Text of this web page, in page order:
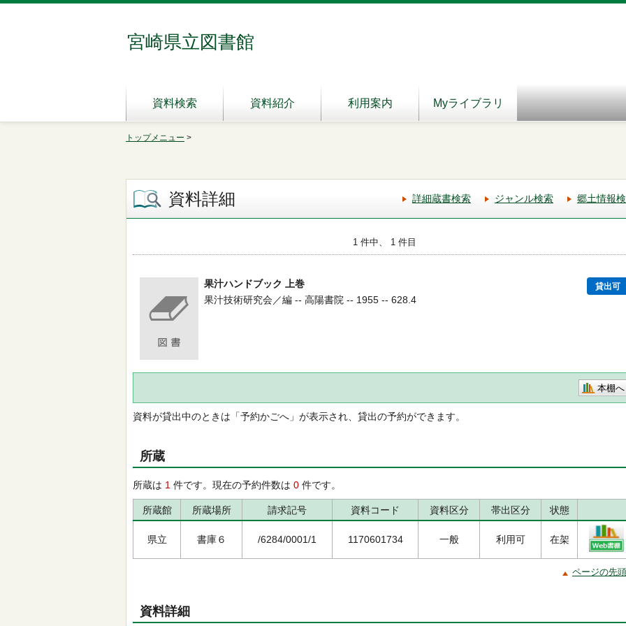
宮崎県立図書館
資料検索 資料紹介 利用案内 Myライブラリ
トップメニュー >
資料詳細 詳細蔵書検索 ジャンル検索 郷土情報
1 件中、 1 件目
果汁ハンドブック 上巻 貸出可
果汁技術研究会／編 -- 高陽書院 -- 1955 -- 628.4
本棚へ
資料が貸出中のときは「予約かごへ」が表示され、貸出の予約ができます。
所蔵
所蔵は 1 件です。現在の予約件数は 0 件です。
所蔵館 所蔵場所 請求記号 資料コード 資料区分 帯出区分 状態
県立 書庫６ /6284/0001/1 1170601734 一般 利用可 在架
ページの先
資料詳細